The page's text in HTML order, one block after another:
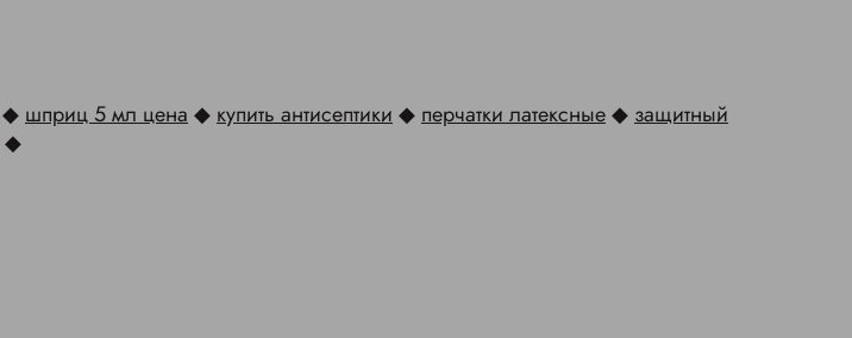
◆шприц 5 мл цена◆купить антисептики◆перчатки латексные◆защитный
◆